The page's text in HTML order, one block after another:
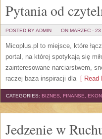
Pytania od
POSTED BY ADMIN ON MARZEC -
Micoplus.pl to miejsce, które
portal, na której spotykają się
zainteresowane narciarstwem,
raczej baza inspiracji dla[ Read
CATEGORIES: BIZNES, FINANSE,
Jedzenie w